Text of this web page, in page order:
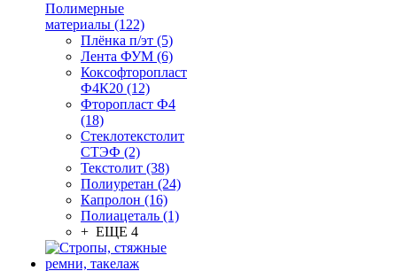
Полимерные
материалы (122)
Плёнка п/эт (5)
Лента ФУМ (6)
Коксофторопласт
Ф4К20 (12)
Фторопласт Ф4
(18)
Стеклотекстолит
СТЭФ (2)
Текстолит (38)
Полиуретан (24)
Капролон (16)
Полиацеталь (1)
+ ЕЩЕ 4